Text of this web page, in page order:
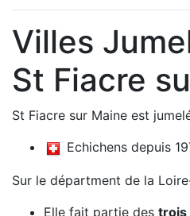
Villes
St Fiacre
St Fiacre sur Maine est
Echichens depuis
Sur le départment de la
Elle fait partie des trois